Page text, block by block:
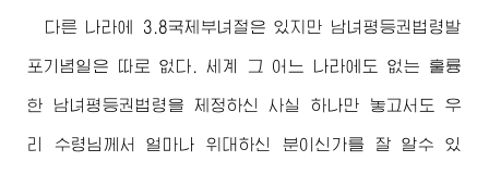
다른 나라에 3.8국제부녀절은 있지만 남녀평등권법령발
포기념일은 따로 없다. 세계 그 어느 나라에도 없는 훌륭
한 남녀평등권법령을 제정하신 사실 하나만 놓고서도 우
리 수령님께서 얼마나 위대하신 분이신가를 잘 알수 있